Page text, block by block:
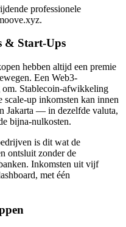
professionele
& Start-Ups
hebben altijd een premie
Een Web3-
Stablecoin-afwikkeling
scale-up inkomsten kan innen
Jakarta — in dezelfde valuta,
bijna-nulkosten.
is dit wat de
ontsluit zonder de
Inkomsten uit vijf
met één